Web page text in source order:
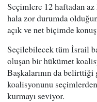
Seçimlere 12 haftadan
hala zor durumda
açık ve net biçimde
Seçilebilecek tüm İsrail
oluşan bir hükümet
Başkalarının da
koalisyonunu
kurmayı seviyor.